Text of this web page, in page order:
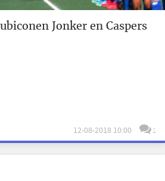
Jonker en Caspers
12-08-2018 10:00 1